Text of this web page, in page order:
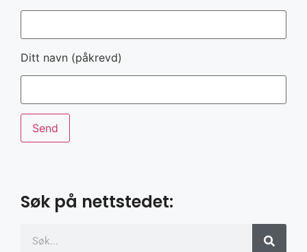
Ditt navn (påkrevd)
Søk på nettstedet: